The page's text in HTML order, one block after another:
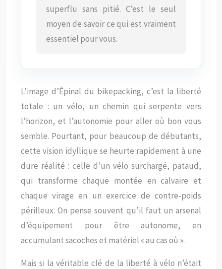
superflu sans pitié. C’est le seul
moyen de savoir ce qui est vraiment
essentiel pour vous.
L’image d’Épinal du bikepacking, c’est la liberté
totale : un vélo, un chemin qui serpente vers
l’horizon, et l’autonomie pour aller où bon vous
semble. Pourtant, pour beaucoup de débutants,
cette vision idyllique se heurte rapidement à une
dure réalité : celle d’un vélo surchargé, pataud,
qui transforme chaque montée en calvaire et
chaque virage en un exercice de contre-poids
périlleux. On pense souvent qu’il faut un arsenal
d’équipement pour être autonome, en
accumulant sacoches et matériel « au cas où ».
Mais si la véritable clé de la liberté à vélo n’était